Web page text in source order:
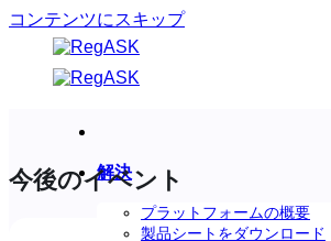
コンテンツにスキップ
解決
プラットフォームの概要
製品シートをダウンロード
今後のイベント